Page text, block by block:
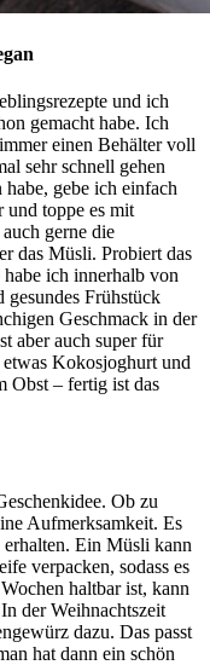
und ich
gemacht habe. Ich
einen Behälter voll
sehr schnell gehen
gebe ich einfach
und toppe es mit
gerne die
das Müsli. Probiert das
ich innerhalb von
gesundes Frühstück
Geschmack in der
aber auch super für
Kokosjoghurt und
Obst – fertig ist das
Ob zu
Aufmerksamkeit. Es
erhalten. Ein Müsli kann
verpacken, sodass es
haltbar ist, kann
der Weihnachtszeit
dazu. Das passt
hat dann ein schön